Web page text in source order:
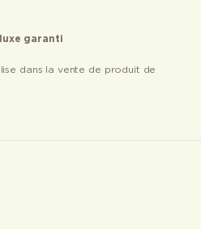
garanti
dans la vente de produit de